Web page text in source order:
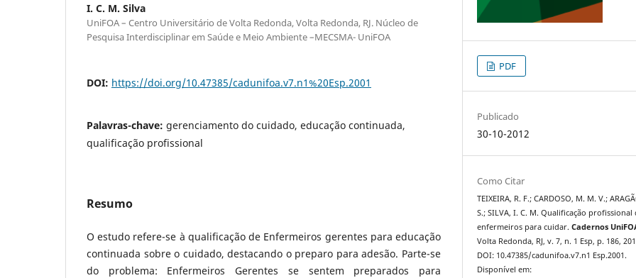
I. C. M. Silva
UniFOA – Centro Universitário de Volta Redonda, Volta Redonda, RJ. Núcleo de
Pesquisa Interdisciplinar em Saúde e Meio Ambiente –MECSMA- UniFOA
DOI: https://doi.org/10.47385/cadunifoa.v7.n1%20Esp.2001
Palavras-chave: gerenciamento do cuidado, educação continuada,
qualificação profissional
Resumo
O estudo refere-se à qualificação de Enfermeiros gerentes para educação
continuada sobre o cuidado, destacando o preparo para adesão. Parte-se
do problema: Enfermeiros Gerentes se sentem preparados para
PDF
Publicado
30-10-2012
Como Citar
TEIXEIRA, R. F.; CARDOSO, M. M. V.;
S.; SILVA, I. C. M. Qualificação profissional
enfermeiros para cuidar.Cadernos
Volta Redonda, RJ, v. 7, n. 1 Esp, p. 186,
DOI: 10.47385/cadunifoa.v7.n1 Esp.2001.
Disponível em: